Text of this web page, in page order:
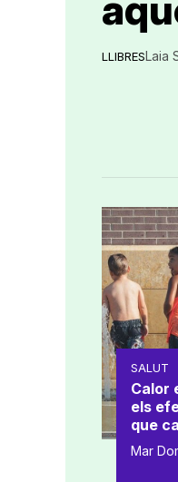
LLIBRESLaia
SALUT
Calor
els
que
Mar